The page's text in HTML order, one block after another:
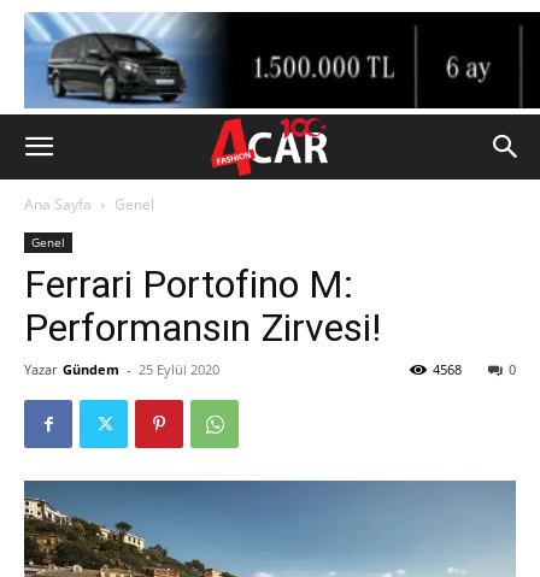
Ana Sayfa Genel
Genel
Ferrari Portofino M:
Performansın Zirvesi!
Yazar Gündem - 25 Eylül 2020 0
4568